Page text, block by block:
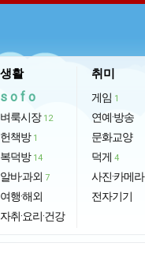
생활
sofo
벼룩시장 12
헌책방 1
복덕방 14
알바·과외 7
여행·해외
자취·요리·건강
취미
게임 1
연예·방송
문화교양
덕게 4
사진·카메라
전자기기